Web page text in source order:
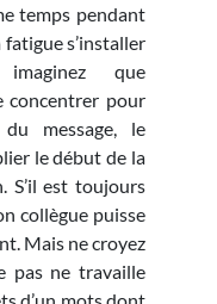
temps pendant
s’installer
imaginez que
concentrer pour
message, le
le début de la
S’il est toujours
collègue puisse
Mais ne croyez
pas ne travaille